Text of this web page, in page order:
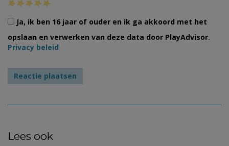
Ja, ik ben 16 jaar of ouder en ik ga akkoord met het
opslaan en verwerken van deze data door PlayAdvisor.
Privacy beleid
Lees ook